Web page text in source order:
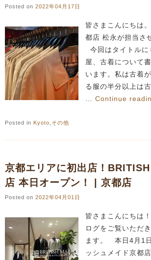
Posted on 2022年04月17日
皆さまこんにちは
都店 松永が担当さ
今回はタイトルに
屋、古着について
います。私は古着
る服の半分以上は
Continue
Posted in Kyoto その他
京都エリアに初出店！
店 本日オープン！ | 京都店
Posted on 2022年04月01日
皆さまこんにちは
ログをご覧いただ
ます。 本日4月1
ッシュメイド京都